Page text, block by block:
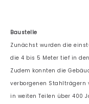
Baustelle
Zunächst wurden die
die 4 bis 5 Meter tief in
Zudem konnten die
verborgenen Stahlträgern
in weiten Teilen über 400